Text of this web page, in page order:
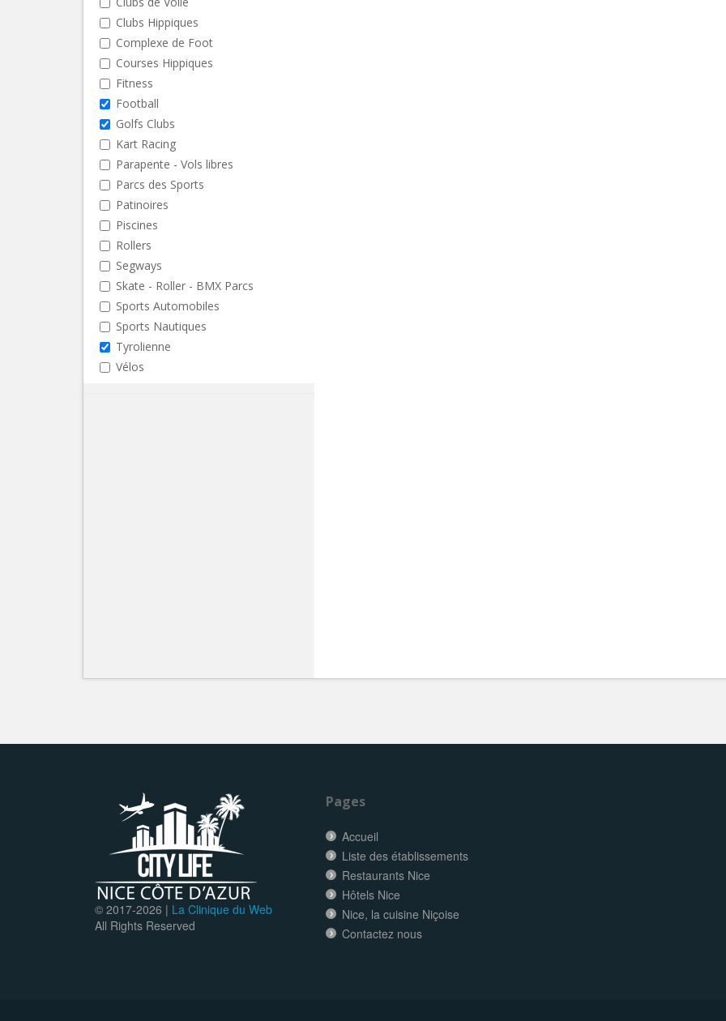
Clubs Hippiques
Complexe de Foot
Courses Hippiques
Fitness
Football
Golfs Clubs
Kart Racing
Parapente - Vols libres
Parcs des Sports
Patinoires
Piscines
Rollers
Segways
Skate - Roller - BMX Parcs
Sports Automobiles
Sports Nautiques
Tyrolienne
Vélos
© 2017-2026 | La Clinique du Web
All Rights Reserved
Pages
Accueil
Liste des établissements
Restaurants Nice
Hôtels Nice
Nice, la cuisine Niçoise
Contactez nous